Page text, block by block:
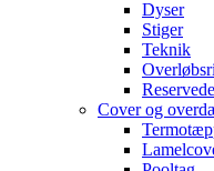
Dyser
Stiger
Teknik
Cover og